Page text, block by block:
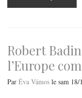
George,
"un
autre
monde"
Robert
l’Europe
Par Éva Vámos le sam 18/